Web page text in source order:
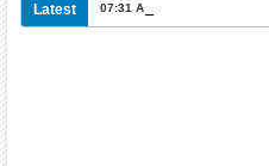
Latest 07:31 AM